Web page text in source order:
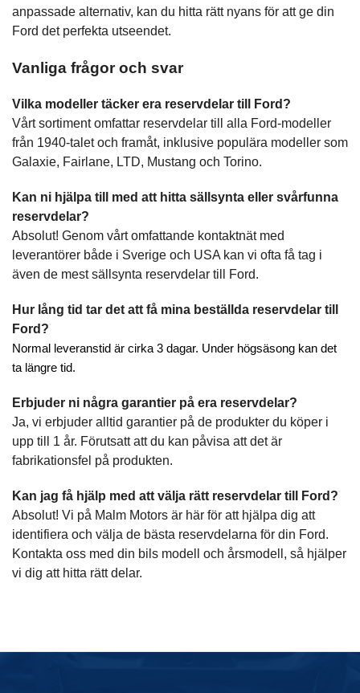
anpassade alternativ, kan du hitta rätt nyans för att ge din
Ford det perfekta utseendet.
Vanliga frågor och svar
Vilka modeller täcker era reservdelar till Ford?
Vårt sortiment omfattar reservdelar till alla Ford-modeller
från 1940-talet och framåt, inklusive populära modeller som
Galaxie, Fairlane, LTD, Mustang och Torino.
Kan ni hjälpa till med att hitta sällsynta eller svårfunna
reservdelar?
Absolut! Genom vårt omfattande kontaktnät med
leverantörer både i Sverige och USA kan vi ofta få tag i
även de mest sällsynta reservdelar till Ford.
Hur lång tid tar det att få mina beställda reservdelar till
Ford?
Normal leveranstid är cirka 3 dagar. Under högsäsong kan det
ta längre tid.
Erbjuder ni några garantier på era reservdelar?
Ja, vi erbjuder alltid garantier på de produkter du köper i
upp till 1 år. Förutsatt att du kan påvisa att det är
fabrikationsfel på produkten.
Kan jag få hjälp med att välja rätt reservdelar till Ford?
Absolut! Vi på Malm Motors är här för att hjälpa dig att
identifiera och välja de bästa reservdelarna för din Ford.
Kontakta oss med din bils modell och årsmodell, så hjälper
vi dig att hitta rätt delar.